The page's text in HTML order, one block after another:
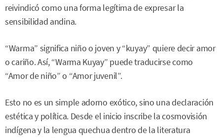
reivindicó como una forma legítima de expresar la
sensibilidad andina.
“Warma” significa niño o joven y “kuyay” quiere decir amor
o cariño. Así, “Warma Kuyay” puede traducirse como
“Amor de niño” o “Amor juvenil”.
Esto no es un simple adorno exótico, sino una declaración
estética y política. Desde el inicio inscribe la cosmovisión
indígena y la lengua quechua dentro de la literatura